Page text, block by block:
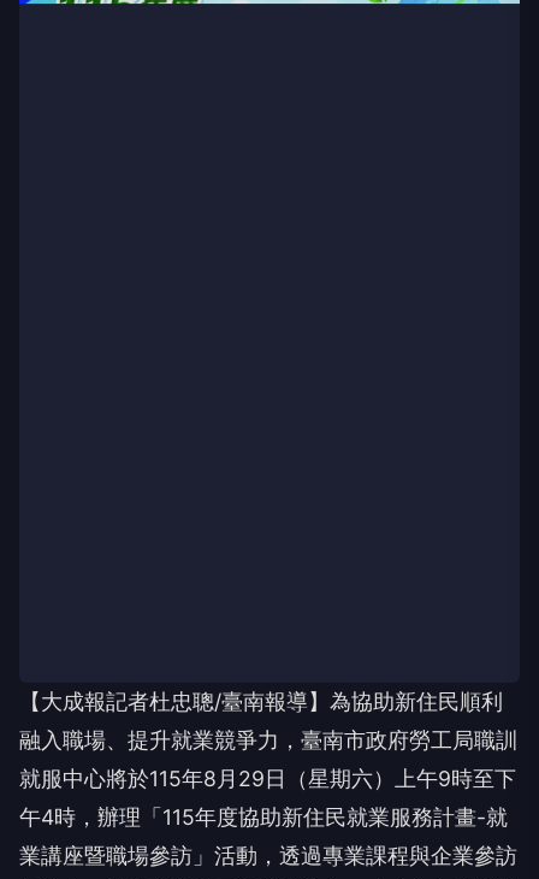
【大成報記者杜忠聰/臺南報導】為協助新住民順利
融入職場、提升就業競爭力，臺南市政府勞工局職訓
就服中心將於115年8月29日（星期六）上午9時至下
午4時，辦理「115年度協助新住民就業服務計畫-就
業講座暨職場參訪」活動，透過專業課程與企業參訪